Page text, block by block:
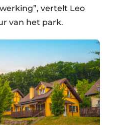
vertelt Leo
van het park.